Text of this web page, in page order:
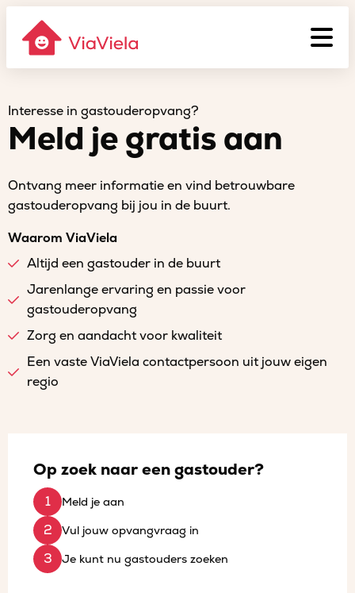
Interesse in gastouderopvang?
Meld je gratis aan
Ontvang meer informatie en vind betrouwbare
gastouderopvang bij jou in de buurt.
Waarom ViaViela
Altijd een gastouder in de buurt
Jarenlange ervaring en passie voor
gastouderopvang
Zorg en aandacht voor kwaliteit
Een vaste ViaViela contactpersoon uit jouw eigen
regio
Op zoek naar een gastouder?
Meld je aan
Vul jouw opvangvraag in
Je kunt nu gastouders zoeken